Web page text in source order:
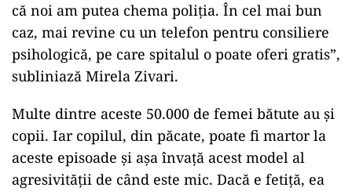
că noi am putea chema poliția. În cel mai bun
caz, mai revine cu un telefon pentru consiliere
psihologică, pe care spitalul o poate oferi gratis”,
subliniază Mirela Zivari.
Multe dintre aceste 50.000 de femei bătute au și
copii. Iar copilul, din păcate, poate fi martor la
aceste episoade și așa învață acest model al
agresivității de când este mic. Dacă e fetiță, ea